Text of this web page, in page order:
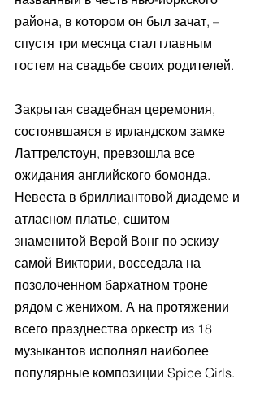
района, в котором он был зачат, –
спустя три месяца стал главным
гостем на свадьбе своих родителей.
Закрытая свадебная церемония,
состоявшаяся в ирландском замке
Латтрелстоун, превзошла все
ожидания английского бомонда.
Невеста в бриллиантовой диадеме и
атласном платье, сшитом
знаменитой Верой Вонг по эскизу
самой Виктории, восседала на
позолоченном бархатном троне
рядом с женихом. А на протяжении
всего празднества оркестр из 18
музыкантов исполнял наиболее
популярные композиции Spice Girls.